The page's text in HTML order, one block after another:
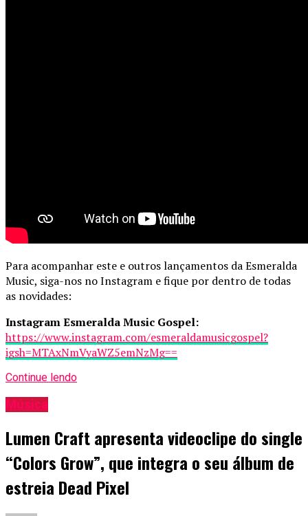
Para acompanhar este e outros lançamentos da Esmeralda
Music, siga-nos no Instagram e fique por dentro de todas
as novidades:
Instagram Esmeralda Music Gospel:
https://www.instagram.com/esmeraldamusicgospel?
igsh=MTAxNmVyaWZ5emNzMg==
Continue lendo
Música
Lumen Craft apresenta videoclipe do single
“Colors Grow”, que integra o seu álbum de
estreia Dead Pixel